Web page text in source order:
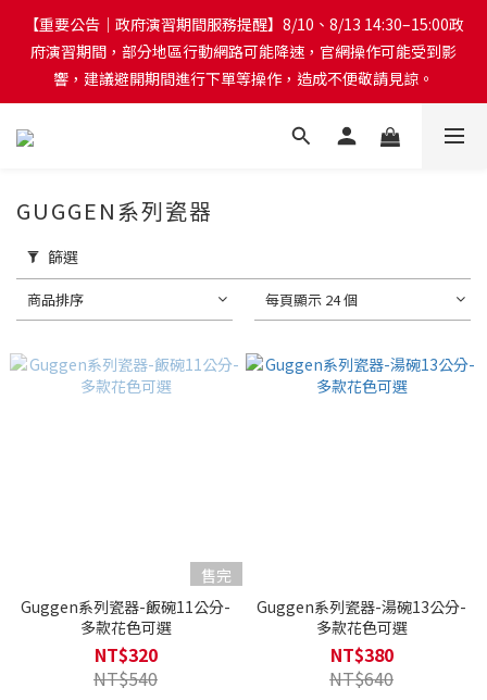
【重要公告｜政府演習期間服務提醒】8/10、8/13 14:30–15:00政
府演習期間，部分地區行動網路可能降速，官網操作可能受到影
響，建議避開期間進行下單等操作，造成不便敬請見諒。
【重要公告｜政府演習期間服務提醒】8/10、8/13 14:30–15:00政
府演習期間，部分地區行動網路可能降速，官網操作可能受到影
響，建議避開期間進行下單等操作，造成不便敬請見諒。
台灣本島訂單將於付款完成後的下個工作天起，2~4個工作天完成
府演習期間，部分地區行動網路可能降速，官網操作可能受到影
響，建議避開期間進行下單等操作，造成不便敬請見諒。
GUGGEN系列瓷器
篩選
商品排序 每頁顯示 24 個
售完
Guggen系列瓷器-飯碗11公分-
多款花色可選
NT$320
NT$540
Guggen系列瓷器-湯碗13公分-
多款花色可選
NT$380
NT$640